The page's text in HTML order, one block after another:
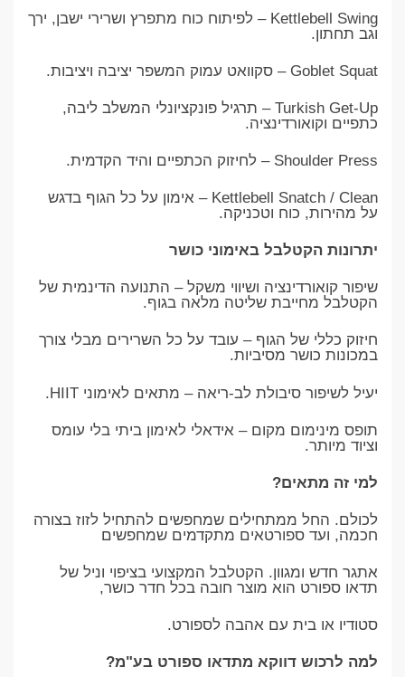
Kettlebell Swing – לפיתוח כוח מתפרץ ושרירי ישבן, ירך
וגב תחתון.
Goblet Squat – סקוואט עמוק המשפר יציבה ויציבות.
Turkish Get-Up – תרגיל פונקציונלי המשלב ליבה,
כתפיים וקואורדינציה.
Shoulder Press – לחיזוק הכתפיים והיד הקדמית.
Kettlebell Snatch / Clean – אימון על כל הגוף בדגש
על מהירות, כוח וטכניקה.
יתרונות הקטלבל באימוני כושר
שיפור קואורדינציה ושיווי משקל – התנועה הדינמית של
הקטלבל מחייבת שליטה מלאה בגוף.
חיזוק כללי של הגוף – עובד על כל השרירים מבלי צורך
במכונות כושר מסיביות.
יעיל לשיפור סיבולת לב-ריאה – מתאים לאימוני HIIT.
תופס מינימום מקום – אידאלי לאימון ביתי בלי עומס
וציוד מיותר.
למי זה מתאים?
לכולם. החל ממתחילים שמחפשים להתחיל לזוז בצורה
חכמה, ועד ספורטאים מתקדמים שמחפשים
אתגר חדש ומגוון. הקטלבל המקצועי בציפוי וניל של
תדאו ספורט הוא מוצר חובה בכל חדר כושר,
סטודיו או בית עם אהבה לספורט.
למה לרכוש דווקא מתדאו ספורט בע"מ?